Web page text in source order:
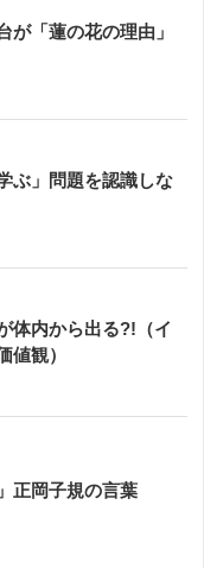
が「蓮の花の理由」
ぶ」問題を認識しな
体内から出る?!（イ
値観）
正岡子規の言葉